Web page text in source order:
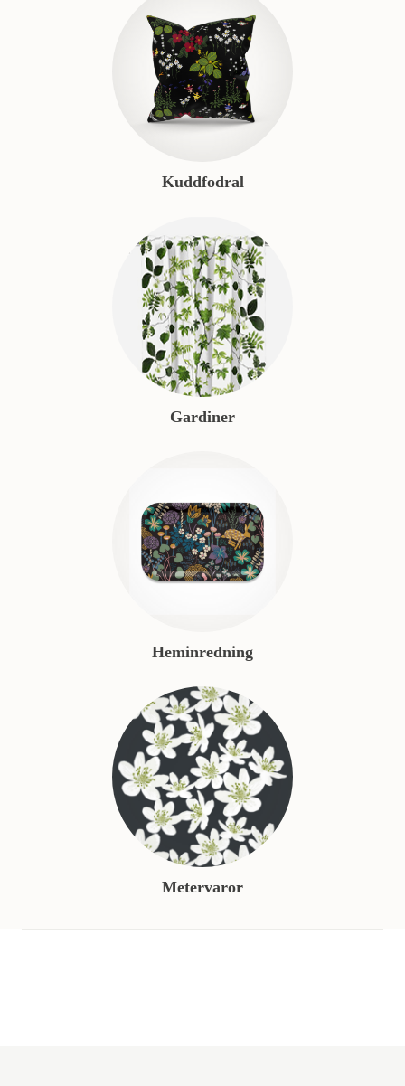
Kuddfodral
Gardiner
Heminredning
Metervaror